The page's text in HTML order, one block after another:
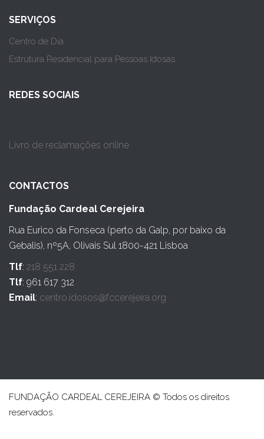
SERVIÇOS
Centro de Dia
Estrutura Residencial para Pessoas Idosas
REDES SOCIAIS
Livro de reclamações online
CONTACTOS
Fundação Cardeal Cerejeira
Rua Eurico da Fonseca (perto da Galp, por baixo da
Gebalis), nº5A, Olivais Sul 1800-421 Lisboa
Tlf: 218 551 228
Tlf: 961 617 312
Email: centro.idosos@fccerejeira.org
FUNDAÇÃO CARDEAL CEREJEIRA © Todos os direitos
reservados.